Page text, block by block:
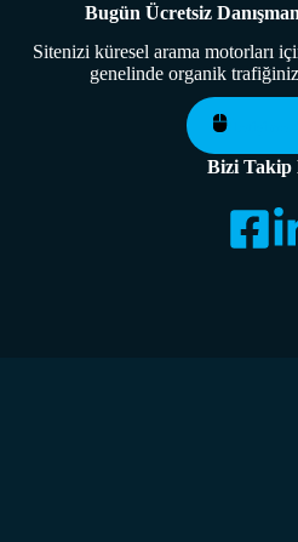
Bugün Ücretsiz
Sitenizi küresel arama motorları
genelinde organik
Bizi Takip